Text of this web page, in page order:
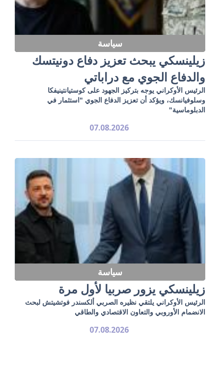
سياسة
زيلينسكي يبحث تعزيز دفاع دونيتسك
والدفاع الجوي مع دراباتي
الرئيس الأوكراني يوجه بتركيز الجهود على كوستيانتينيفكا
وسلوفيانسك، ويؤكد أن تعزيز الدفاع الجوي "استثمار في
الدبلوماسية"
07.08.2026
سياسة
زيلينسكي يزور صربيا لأول مرة
الرئيس الأوكراني يلتقي نظيره الصربي ألكسندر فوتشيتش لبحث
الانضمام الأوروبي والتعاون الاقتصادي والطاقي
07.08.2026